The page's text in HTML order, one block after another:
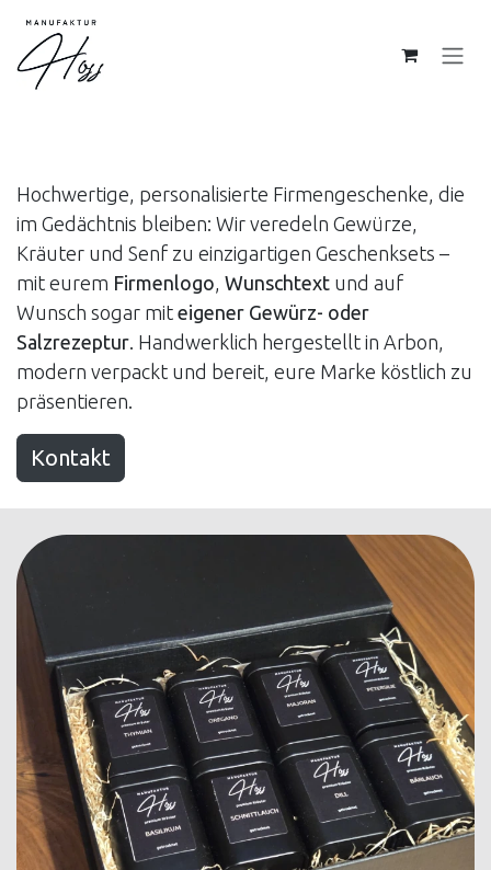
Hochwertige, personalisierte Firmengeschenke, die
im Gedächtnis bleiben: Wir veredeln Gewürze,
Kräuter und Senf zu einzigartigen Geschenksets –
mit eurem Firmenlogo, Wunschtext und auf
Wunsch sogar mit eigener Gewürz- oder
Salzrezeptur. Handwerklich hergestellt in Arbon,
modern verpackt und bereit, eure Marke köstlich zu
präsentieren.
Kontakt